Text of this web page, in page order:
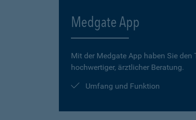
Medgate App
Mit der Medgate App haben Sie
hochwertiger, ärztlicher Beratung.
Umfang und Funktion